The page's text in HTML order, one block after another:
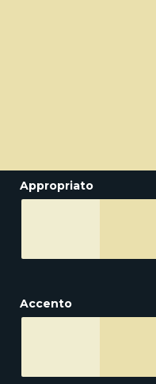
Appropriato
Accento